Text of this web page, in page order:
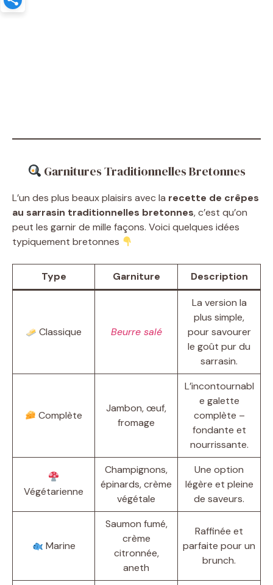
Garnitures Traditionnelles Bretonnes
L’un des plus beaux plaisirs avec la recette de crêpes
au sarrasin traditionnelles bretonnes, c’est qu’on
peut les garnir de mille façons. Voici quelques idées
typiquement bretonnes
Type Garniture Description
Classique Beurre salé
La version la
plus simple,
pour savourer
le goût pur du
sarrasin.
Complète
Jambon, œuf,
fromage
L’incontournabl
e galette
complète –
fondante et
nourrissante.
Végétarienne
Champignons,
épinards, crème
végétale
Une option
légère et pleine
de saveurs.
Marine
Saumon fumé,
crème
citronnée,
aneth
Raffinée et
parfaite pour un
brunch.